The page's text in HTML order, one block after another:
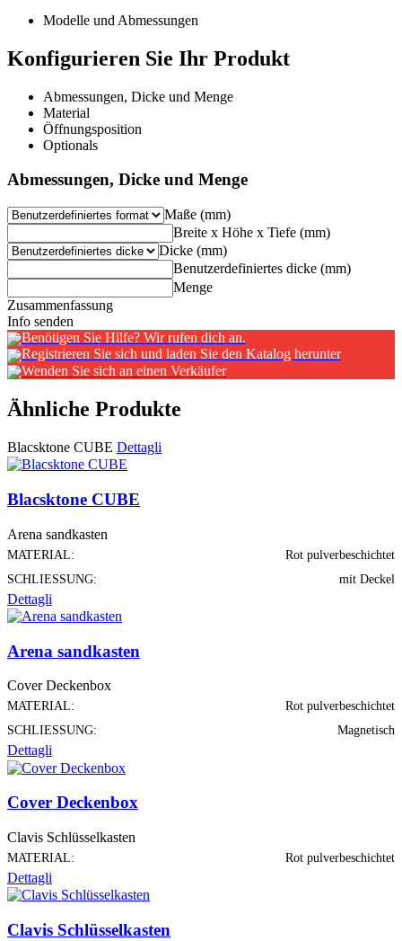
Modelle und Abmessungen
Konfigurieren Sie Ihr Produkt
Abmessungen, Dicke und Menge
Material
Öffnungsposition
Optionals
Abmessungen, Dicke und Menge
Maße (mm)
Breite x Höhe x Tiefe (mm)
Dicke (mm)
Benutzerdefiniertes dicke (mm)
Menge
Zusammenfassung
Info senden
Benötigen Sie Hilfe? Wir rufen dich an.
Registrieren Sie sich und laden Sie den Katalog herunter
Wenden Sie sich an einen Verkäufer
Ähnliche Produkte
Blacsktone CUBE Dettagli
Blacsktone CUBE
Arena sandkasten
MATERIAL:
Rot pulverbeschichtet
SCHLIESSUNG:
mit Deckel
Dettagli
Arena sandkasten
Cover Deckenbox
MATERIAL:
Rot pulverbeschichtet
SCHLIESSUNG:
Magnetisch
Dettagli
Cover Deckenbox
Clavis Schlüsselkasten
MATERIAL: Rot pulverbeschichtet
Dettagli
Clavis Schlüsselkasten